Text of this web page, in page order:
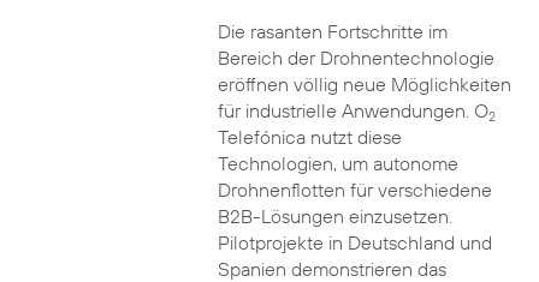
Die rasanten Fortschritte im
Bereich der Drohnentechnologie
eröffnen völlig neue Möglichkeiten
für industrielle Anwendungen. O2
Telefónica nutzt diese
Technologien, um autonome
Drohnenflotten für verschiedene
B2B-Lösungen einzusetzen.
Pilotprojekte in Deutschland und
Spanien demonstrieren das